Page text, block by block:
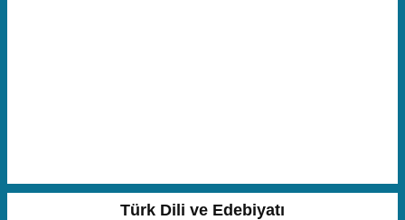
Türk Dili ve Edebiyatı